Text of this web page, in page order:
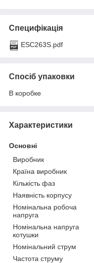
Специфікація
ESC263S.pdf
Спосіб упаковки
В коробке
Характеристики
Основні
Виробник
Країна виробник
Кількість фаз
Наявність корпусу
Номінальна робоча
напруга
Номінальна напруга
котушки
Номінальний струм
Частота струму